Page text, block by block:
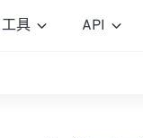
工具 API